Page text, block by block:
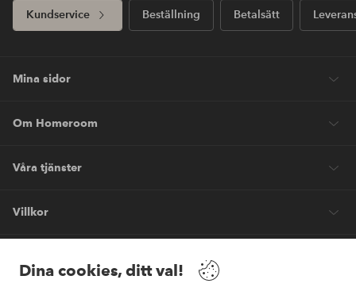
Dina cookies, ditt val!
Kundservice Beställning Betalsätt
Mina sidor
Om Homeroom
Våra tjänster
Villkor